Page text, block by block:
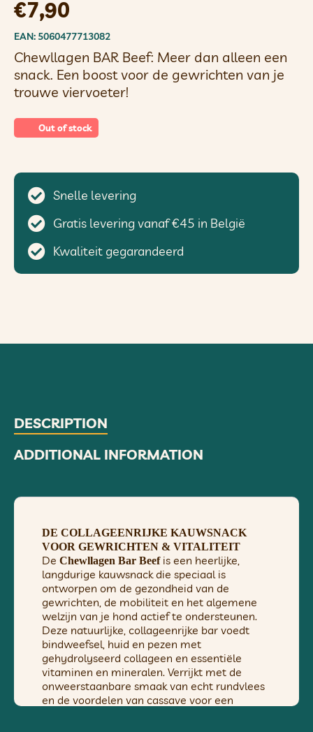
€7,90
EAN: 5060477713082
Chewllagen BAR Beef: Meer dan alleen een
snack. Een boost voor de gewrichten van je
trouwe viervoeter!
Out of stock
Snelle levering
Gratis levering vanaf €45 in België
Kwaliteit gegarandeerd
DESCRIPTION
ADDITIONAL INFORMATION
DE COLLAGEENRIJKE KAUWSNACK
VOOR GEWRICHTEN & VITALITEIT
De Chewllagen Bar Beefis een heerlijke,
langdurige kauwsnack die speciaal is
ontworpen om de gezondheid van de
gewrichten, de mobiliteit en het algemene
welzijn van je hond actief te ondersteunen.
Deze natuurlijke, collageenrijke bar voedt
bindweefsel, huid en pezen met
gehydrolyseerd collageen en essentiële
vitaminen en mineralen. Verrijkt met de
onweerstaanbare smaak van echt rundvlees
en de voordelen van cassave voor een